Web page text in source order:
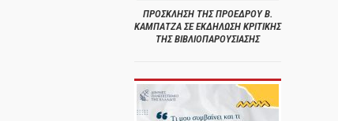
ΠΡΟΣΚΛΗΣΗ ΤΗΣ ΠΡΟΕΔΡΟΥ Β.
ΚΑΜΠΑΤΖΑ ΣΕ ΕΚΔΗΛΩΣΗ ΚΡΙΤΙΚΗΣ
ΤΗΣ ΒΙΒΛΙΟΠΑΡΟΥΣΙΑΣΗΣ